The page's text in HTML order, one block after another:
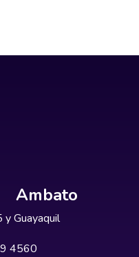
Ambato
Guayaquil
4560